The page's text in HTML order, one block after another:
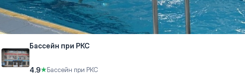
Бассейн при РКС
4.9★Бассейн при РКС